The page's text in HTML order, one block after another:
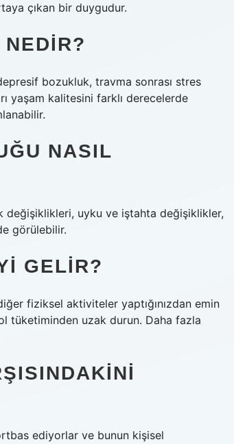
çıkan bir duygudur.
bozukluk, travma sonrası stres
yaşam kalitesini farklı derecelerde
NASIL
değişiklikleri, uyku ve iştahta değişiklikler,
görülebilir.
GELIR?
fiziksel aktiviteler yaptığınızdan emin
tüketiminden uzak durun. Daha fazla
ediyorlar ve bunun kişisel